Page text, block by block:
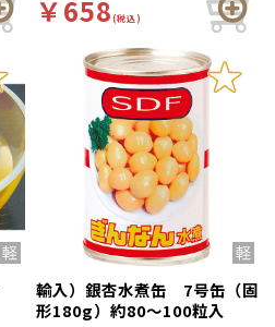
￥658(税込)
輸入）銀杏水煮缶 7号缶（固
形180g）約80～100粒入